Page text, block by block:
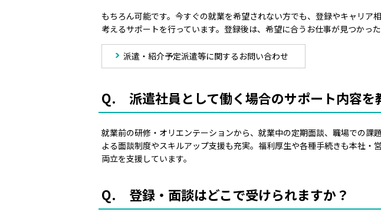
もちろん可能です。今すぐの就業を希望されない方でも、登録やキャリ
考えるサポートを行っています。登録後は、希望に合うお仕事が見つかっ
派遣・紹介予定派遣等に関するお問い合わせ
Q. 派遣社員として働く場合のサポート内容を
就業前の研修・オリエンテーションから、就業中の定期面談、職場での
よる面談制度やスキルアップ支援も充実。福利厚生や各種手続きも本社
両立を支援しています。
Q. 登録・面談はどこで受けられますか？